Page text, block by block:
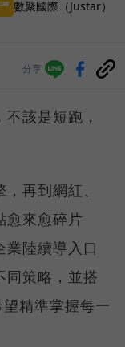
數聚國際（Justar）
分享
該是短跑，
再到網紅、
愈來愈碎片
陸續導入口
同策略，並搭
精準掌握每一